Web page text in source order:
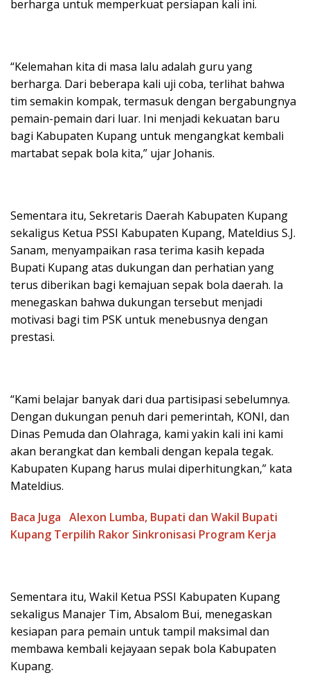
berharga untuk memperkuat persiapan kali ini.
“Kelemahan kita di masa lalu adalah guru yang
berharga. Dari beberapa kali uji coba, terlihat bahwa
tim semakin kompak, termasuk dengan bergabungnya
pemain-pemain dari luar. Ini menjadi kekuatan baru
bagi Kabupaten Kupang untuk mengangkat kembali
martabat sepak bola kita,” ujar Johanis.
Sementara itu, Sekretaris Daerah Kabupaten Kupang
sekaligus Ketua PSSI Kabupaten Kupang, Mateldius S.J.
Sanam, menyampaikan rasa terima kasih kepada
Bupati Kupang atas dukungan dan perhatian yang
terus diberikan bagi kemajuan sepak bola daerah. Ia
menegaskan bahwa dukungan tersebut menjadi
motivasi bagi tim PSK untuk menebusnya dengan
prestasi.
“Kami belajar banyak dari dua partisipasi sebelumnya.
Dengan dukungan penuh dari pemerintah, KONI, dan
Dinas Pemuda dan Olahraga, kami yakin kali ini kami
akan berangkat dan kembali dengan kepala tegak.
Kabupaten Kupang harus mulai diperhitungkan,” kata
Mateldius.
Baca Juga Alexon Lumba, Bupati dan Wakil Bupati
Kupang Terpilih Rakor Sinkronisasi Program Kerja
Sementara itu, Wakil Ketua PSSI Kabupaten Kupang
sekaligus Manajer Tim, Absalom Bui, menegaskan
kesiapan para pemain untuk tampil maksimal dan
membawa kembali kejayaan sepak bola Kabupaten
Kupang.